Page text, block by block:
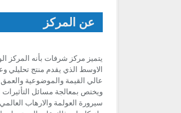
عن المركز
يتميز مركز شرفات بأنه المركز
عالي القيمة والموضوعية والعمق
ويختص بمعالجة مسائل التأثيرات
سيرورة العولمة والارهاب